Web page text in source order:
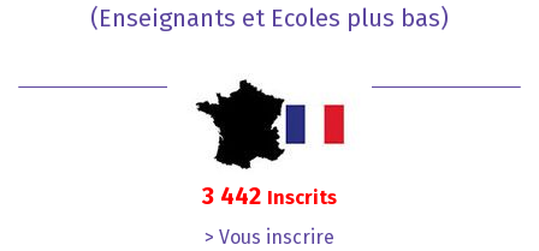
(Enseignants et Ecoles plus bas)
3 442 Inscrits
> Vous inscrire